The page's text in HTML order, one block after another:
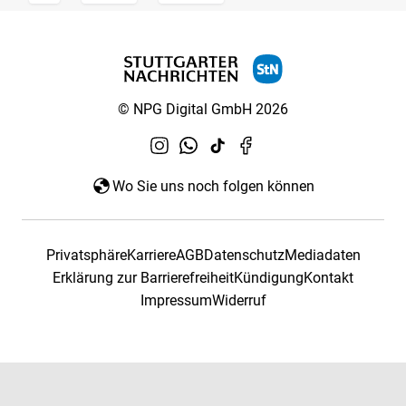
© NPG Digital GmbH 2026
Wo Sie uns noch folgen können
PrivatsphäreKarriereAGBDatenschutzMediadaten
Erklärung zur BarrierefreiheitKündigungKontakt
ImpressumWiderruf